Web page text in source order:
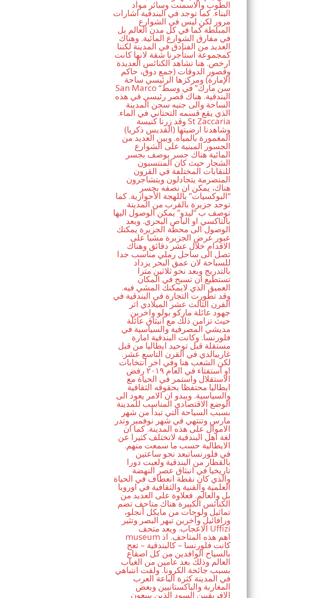
الطوب والاسمنت وسائر مواد
البناء. كما توجد في البندقية اشارات
مرور لكن ليس في الشوارع
المبلطة كما في كل مدن العالم بل
في مفارق الشوارع المائية. وهناك
العديد من الفنادق في المدينة لكننا
كمجموعة استأجرنا شقة لانها كانت
ارخص. هنا تشاهد الكنائس العديدة
وقصور الدوقات (جمع دوق، حاكم
الإمارة) ومركزها الرئيسي ساحة
San Marco “سن مارك” في وسط
البندقية. هناك قصر رئيسي في هذه
الساحة والى جنبه سجن المدينة
الذي يقع قسمه التحتاني في الماء.
وقد زرنا كنيسة St Zaccaria
(القديس ذكريا) وشاهدنا ارضيتها
المغمورة بالمياه. وبين العديد من
الجسور المبنية على الشوارع
المائية هناك جسر يوصف بجسر
الشجار حيث كان المنتسبون
للنقابات المختلفة في القرون
المنصرمة يتجادلون ويتشاجرون
هناك، يمكن ان نصفه بجسر
“البوكسيات” باللهجة الأحوازية. كما
توجد جزيرة بالقرب من المدينة
توصف ب “ليدو” يمكن الوصول اليها
بالتاكسي او الباص البحري. وبعد
الوصول الى محطة الجزيرة يمكنك
عبور عرض الجزيرة مشيا على
الاقدام خلال عشر دقائق وهناك
تصل الى ساحل رملي مناسب جدا
للسباحة لان عمق البحر يزداد
بالتدريج وبعد نحو ثلاثين مترا
تستطيع ان تسبح في المكان
العميق الذي لايمكنك المشي فيه.
وقد تطورت التجارة في البندقية في
القرن الثالث عشر الميلادي اثر
جهود عائلة ماركو بولو واخرين
حيث تزامن ذلك مع انبثاق عائلة
مديشي المصرفية والسياسية في
فلورنسا. وكانت البندقية امارة
مستقلة قبل توحيد ايطاليا من قبل
غاريبالدي في القرن التاسع عشر.
لكن الشعب هنا وفي اخر انتخابات
او استفتاء في العام ٢٠١٩ رفض
الاستقلال واستمر في الحياة مع
ايطاليا محتفظا بحقوقه الثقافية
والسياسية. ويبدو ان الامر يعود الى
الوضع الاقتصادي المناسب للمدينة
بسبب السياحة التي تبدأ من شهر
مارس وتنتهي في شهر نوفمبر وتدر
الاموال على هذه المدينة. كما ان
لغة اهل البندقية لاتختلف كثيرا عن
الايطالية حسب ما سمعت منهم.
في فلورنساتبعد نحو ساعتين
بالقطار من البندقية ولعبت دورا
تاريخيا في انبثاق عصر النهضة
والذي كان نقطة انعطاف في الحياة
العلمية والفنية والثقافية في اوروبا
بل والعالم. فعلاوة على العديد من
الكنائس الكبيرة هناك متاحف تضم
تماثيل ولوحات من مايكل أنجلو،
ورافائيل وأخرين تبهر البصر وتثير
الاعجاب. ويعد متحف Uffizi
museum اهم هذه المتاحف. اذ
كانت فلورنسا – كالبندقية – تعج
بالسياح الوافدين من كل اصقاع
العالم وذلك بعد عامين من الغياب
بسبب جائحة الكرونا. ولفت انتباهي
في المدينة كثرة الباعة العرب
المغاربة والباكستانيين وبعض
الافريقيين السود الذين يبيعون